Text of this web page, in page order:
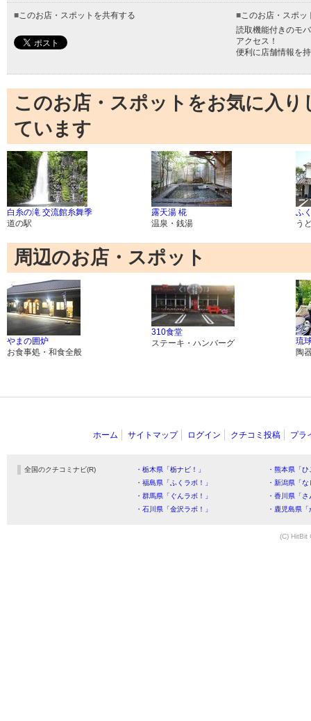
■このお店・スポットを共有する ■このお店・スポッ
読取機能付きのモ
アクセス！
便利に店舗情報を
このお店・スポットをお気に入
ています
白糸の滝 交流館糸舞季
道の駅
露天湯 椛
温泉・銭湯
ふ
う
周辺のお店・スポット
やまの囲炉
お食事処・和食全般
310食堂
ステーキ・ハンバーグ
琉
陶
ホーム サイトマップ ログイン クチコミ投稿 プラ
全国のクチコミナビ(R) ・栃木県「栃ナビ！」
・熊本県「
・福島県「ふくラボ！」
・新潟県「
・群馬県「ぐんラボ！」
・香川県「
・石川県「金沢ラボ！」
・鹿児島県
(C) HitBit